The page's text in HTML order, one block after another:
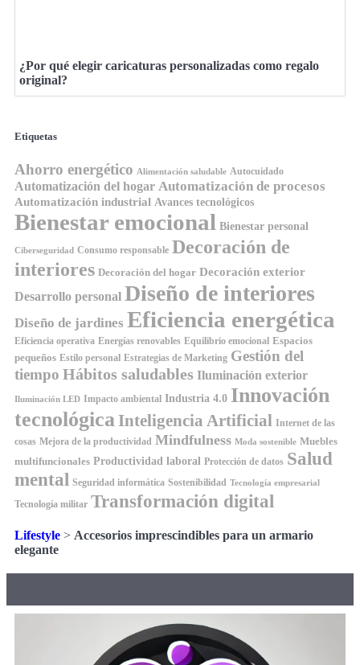
¿Por qué elegir caricaturas personalizadas como regalo
original?
Etiquetas
Ahorro energético Alimentación saludable Autocuidado
Automatización del hogar Automatización de procesos
Automatización industrial Avances tecnológicos
Bienestar emocional Bienestar personal
Ciberseguridad Consumo responsable Decoración de
interiores Decoración del hogar Decoración exterior
Desarrollo personal Diseño de interiores
Diseño de jardines Eficiencia energética
Eficiencia operativa Energías renovables Equilibrio emocional Espacios
pequeños Estilo personal Estrategias de Marketing Gestión del
tiempo Hábitos saludables Iluminación exterior
Iluminación LED Impacto ambiental Industria 4.0 Innovación
tecnológica Inteligencia Artificial Internet de las
cosas Mejora de la productividad Mindfulness Moda sostenible Muebles
multifuncionales Productividad laboral Protección de datos Salud
mental Seguridad informática Sostenibilidad Tecnología empresarial
Tecnología militar Transformación digital
Lifestyle > Accesorios imprescindibles para un armario
elegante